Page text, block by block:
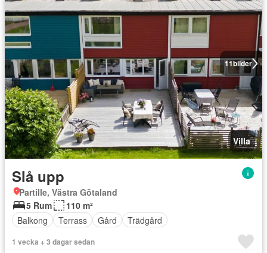
11bilder
Villa
Slå upp
Partille, Västra Götaland
5 Rum
110 m²
Balkong
Terrass Gård Trädgård
1 vecka + 3 dagar sedan